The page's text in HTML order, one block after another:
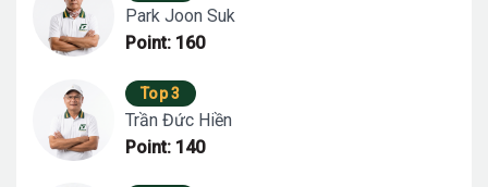
Park Joon Suk
Point: 160
Top 3
Trần Đức Hiền
Point: 140